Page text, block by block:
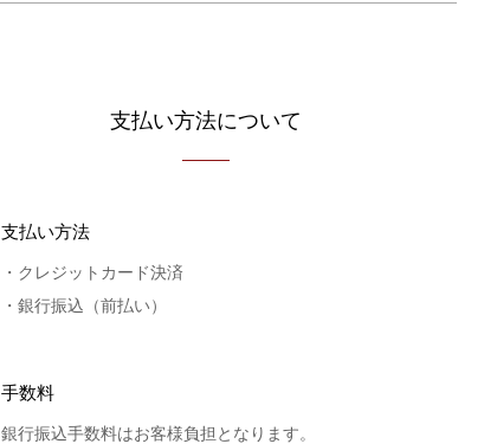
支払い方法について
支払い方法
クレジットカード決済
銀行振込（前払い）
手数料
銀行振込手数料はお客様負担となります。